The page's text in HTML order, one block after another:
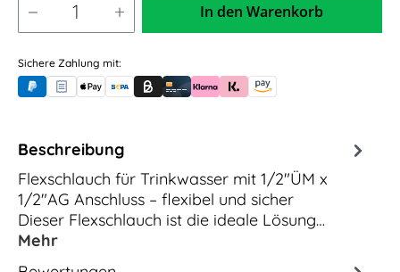
In den Warenkorb
Sichere Zahlung mit:
PayPalRechnungskauf (für Behörden)
Apple PayBanküberweisung (vorab)
Rechnungskauf (Billie)
Kreditkarte
Rechnung oder Ratenkauf (Klarna)
Sofortüberweisung (Klarna)
Amazon Pay
Beschreibung
Flexschlauch für Trinkwasser mit 1/2"ÜM x
1/2"AG Anschluss – flexibel und sicher
Dieser Flexschlauch ist die ideale Lösung…
Mehr